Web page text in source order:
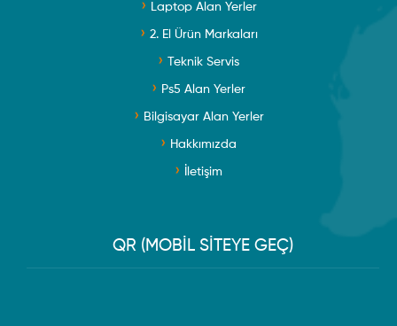
Laptop Alan Yerler
2. El Ürün Markaları
Teknik Servis
Ps5 Alan Yerler
Bilgisayar Alan Yerler
Hakkımızda
İletişim
QR (MOBİL SİTEYE GEÇ)